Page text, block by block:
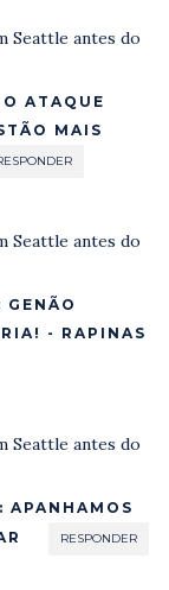
Seattle antes do
ATAQUE
MAIS
Seattle antes do
- RAPINAS
Seattle antes do
APANHAMOS
RESPONDER